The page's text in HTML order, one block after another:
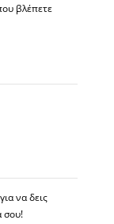
βλέπετε
να δεις
σου!